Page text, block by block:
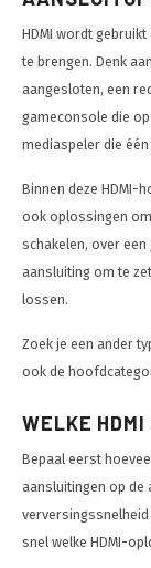
HDMI wordt
te brengen. Denk
aangesloten, een
gameconsole die
mediaspeler die
Binnen deze HDMI-
ook oplossingen
schakelen, over
aansluiting om te
lossen.
Zoek je een ander
ook de
WELKE
Bepaal eerst
aansluitingen op de
snel welke HDMI-